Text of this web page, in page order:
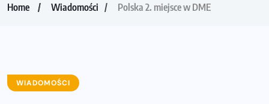
Home Wiadomości Polska 2. miejsce w DME
WIADOMOŚCI